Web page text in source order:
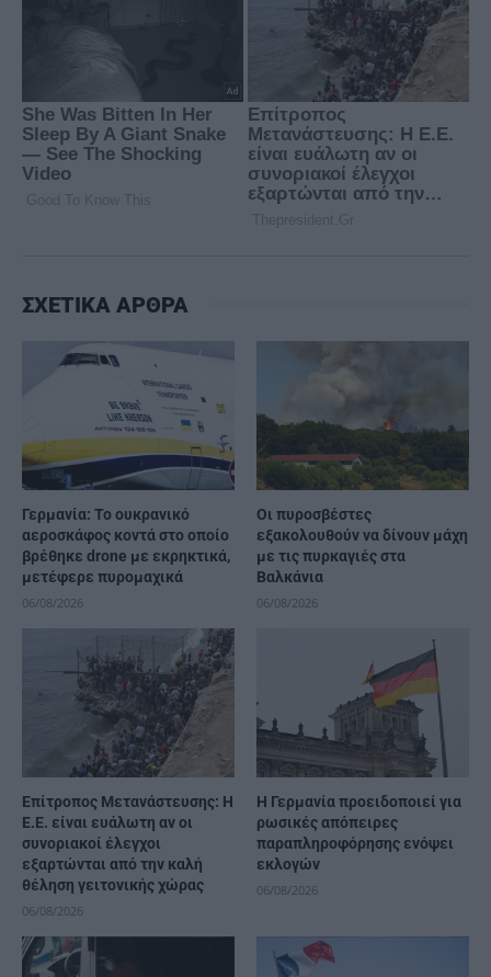
ΣΧΕΤΙΚΑ ΑΡΘΡΑ
Γερμανία: Το ουκρανικό
αεροσκάφος κοντά στο οποίο
βρέθηκε drone με εκρηκτικά,
μετέφερε πυρομαχικά
06/08/2026
Οι πυροσβέστες
εξακολουθούν να δίνουν μάχη
με τις πυρκαγιές στα
Βαλκάνια
06/08/2026
Επίτροπος Μετανάστευσης: Η
Ε.Ε. είναι ευάλωτη αν οι
συνοριακοί έλεγχοι
εξαρτώνται από την καλή
θέληση γειτονικής χώρας
06/08/2026
Η Γερμανία προειδοποιεί για
ρωσικές απόπειρες
παραπληροφόρησης ενόψει
εκλογών
06/08/2026